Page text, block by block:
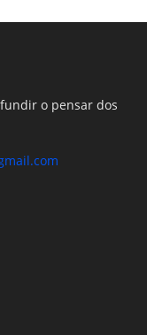
o pensar dos